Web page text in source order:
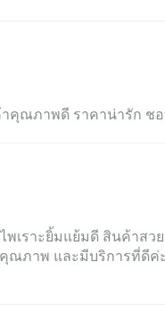
าคุณภาพดี ราคาน่ารัก ช
เราะยิ้มแย้มดี สินค้าสว
ณภาพ และมีบริการที่ดีค่